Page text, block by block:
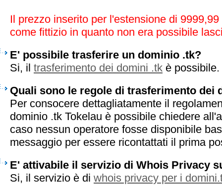
Il prezzo inserito per l'estensione di
come fittizio in quanto non era possibile
E' possibile trasferire un dominio .tk?
Si, il trasferimento dei domini .tk è possibile.
Quali sono le regole di trasferimento dei
Per consocere dettagliatamente il
dominio .tk Tokelau è possibile chiedere
caso nessun operatore fosse disponibile
messaggio per essere ricontattati il prima
E' attivabile il servizio di Whois Privacy
Si, il servizio è di whois privacy per i